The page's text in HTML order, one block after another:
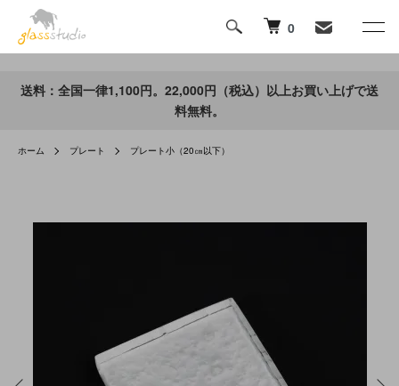
0
送料：全国一律1,100円。22,000円（税込）以上お買い上げで送
料無料。
ホーム プレート プレート小（20㎝以下）